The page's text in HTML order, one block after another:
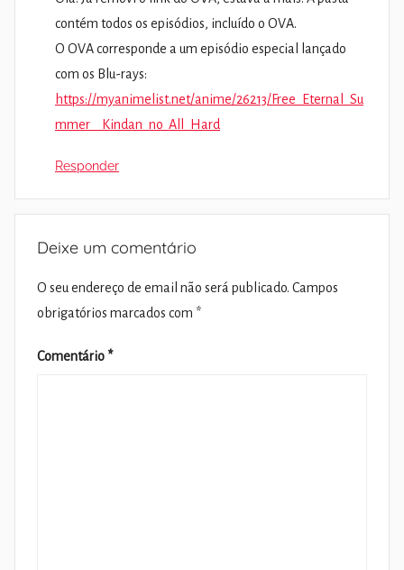
contém todos os episódios, incluído o OVA.
O OVA corresponde a um episódio especial lançado
com os Blu-rays:
https://myanimelist.net/anime/26213/Free_Eternal_Su
mmer__Kindan_no_All_Hard
Responder
Deixe um comentário
O seu endereço de email não será publicado. Campos
obrigatórios marcados com *
Comentário *